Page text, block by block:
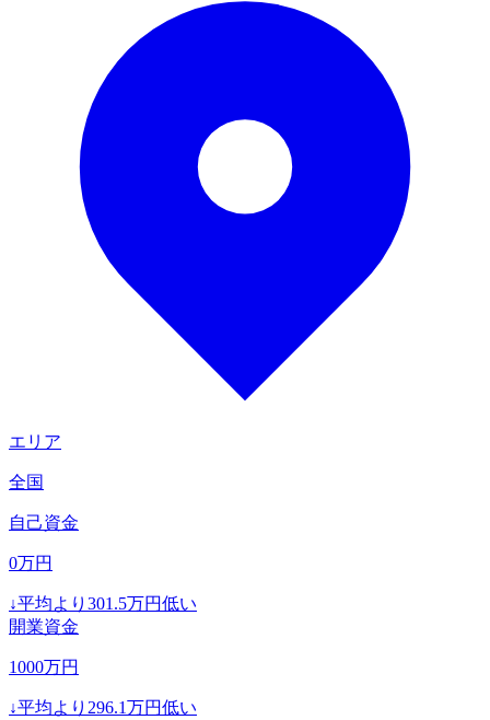
エリア
全国
自己資金
0万円
↓平均より 301.5万円低い
開業資金
1000万円
↓平均より 296.1万円低い